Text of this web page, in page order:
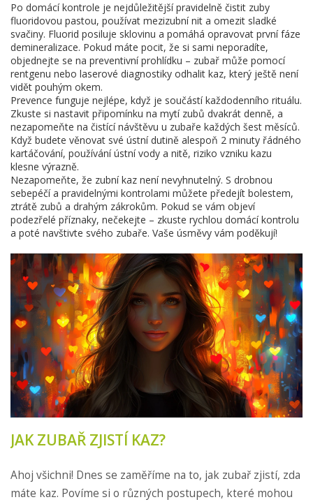
Po domácí kontrole je nejdůležitější pravidelně čistit zuby
fluoridovou pastou, používat mezizubní nit a omezit sladké
svačiny. Fluorid posiluje sklovinu a pomáhá opravovat první fáze
demineralizace. Pokud máte pocit, že si sami neporadíte,
objednejte se na preventivní prohlídku – zubař může pomocí
rentgenu nebo laserové diagnostiky odhalit kaz, který ještě není
vidět pouhým okem.
Prevence funguje nejlépe, když je součástí každodenního rituálu.
Zkuste si nastavit připomínku na mytí zubů dvakrát denně, a
nezapomeňte na čistící návštěvu u zubaře každých šest měsíců.
Když budete věnovat své ústní dutině alespoň 2 minuty řádného
kartáčování, používání ústní vody a nitě, riziko vzniku kazu
klesne výrazně.
Nezapomeňte, že zubní kaz není nevyhnutelný. S drobnou
sebepéčí a pravidelnými kontrolami můžete předejít bolestem,
ztrátě zubů a drahým zákrokům. Pokud se vám objeví
podezřelé příznaky, nečekejte – zkuste rychlou domácí kontrolu
a poté navštivte svého zubaře. Vaše úsměvy vám poděkují!
JAK ZUBAŘ ZJISTÍ KAZ?
Ahoj všichni! Dnes se zaměříme na to, jak zubař zjistí, zda
máte kaz. Povíme si o různých postupech, které mohou